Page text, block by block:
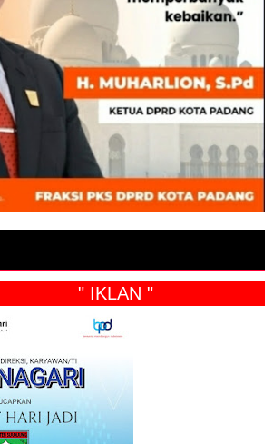
" IKLAN "